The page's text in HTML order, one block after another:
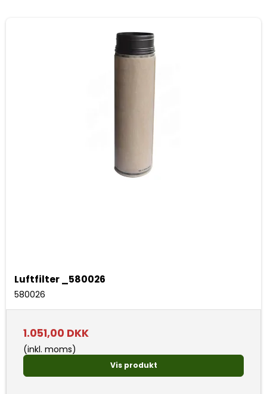
Luftfilter _580026
580026
1.051,00 DKK
(inkl. moms)
Vis produkt